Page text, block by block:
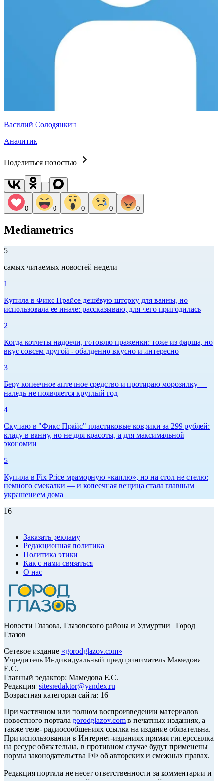
Василий Солодянкин
Аналитик
Поделиться новостью
0 0 0 0 0
Mediametrics
5
самых читаемых новостей недели
1
Купила в Фикс Прайсе дешёвую шторку для ванны, но
использовала ее иначе: рассказываю, для чего пригодилась
2
Когда котлеты надоели, готовлю праженки: тоже из фарша, но
вкус совсем другой - обалденно вкусно и интересно
3
Беру копеечное аптечное средство и протираю морозилку —
наледь не появляется круглый год
4
Скупаю в "Фикс Прайс" пластиковые коврики за 299 рублей:
кладу в ванну, но не для красоты, а для максимальной
экономии
5
Купила в Fix Price мраморную «каплю», но на стол не стелю:
немного смекалки — и копеечная вещица стала главным
украшением дома
16+
Заказать рекламу
Редакционная политика
Политика этики
Как с нами связаться
О нас
Новости Глазова, Глазовского района и Удмуртии | Город
Глазов
Сетевое издание «gorodglazov.com»
Учредитель Индивидуальный предприниматель Мамедова
Е.С.
Главный редактор: Мамедова Е.С.
Редакция: sitesredaktor@yandex.ru
Возрастная категория сайта: 16+
При частичном или полном воспроизведении материалов
новостного портала gorodglazov.com в печатных изданиях, а
также теле- радиосообщениях ссылка на издание обязательна.
При использовании в Интернет-изданиях прямая гиперссылка
на ресурс обязательна, в противном случае будут применены
нормы законодательства РФ об авторских и смежных правах.
Редакция портала не несет ответственности за комментарии и